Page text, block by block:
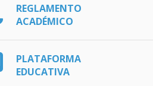
REGLAMENTO
ACADÉMICO
PLATAFORMA
EDUCATIVA